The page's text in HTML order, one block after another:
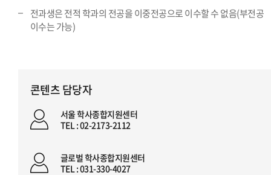
전과생은 전적 학과의 전공을 이중전공으로 이수할 수 없음(부전공
이수는 가능)
콘텐츠 담당자
서울 학사종합지원센터
TEL : 02-2173-2112
글로벌 학사종합지원센터
TEL : 031-330-4027